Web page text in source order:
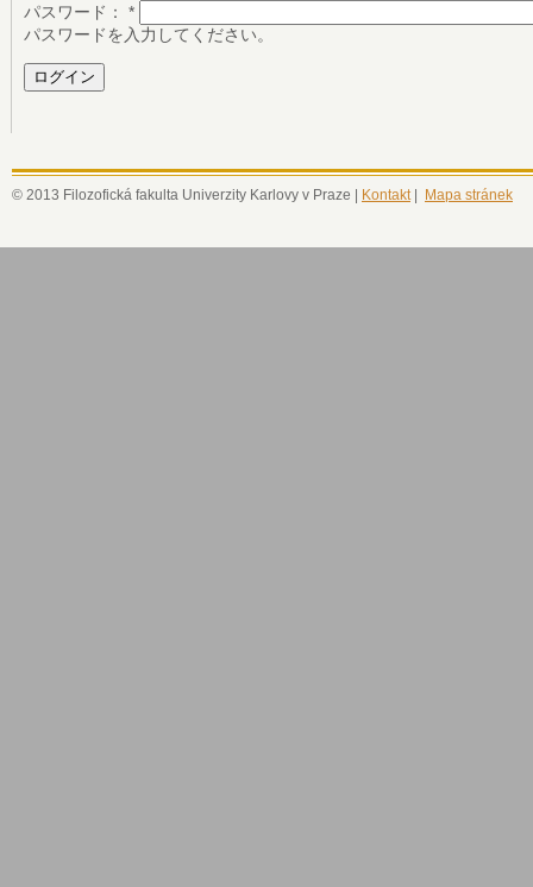
パスワード： *
パスワードを入力してください。
© 2013 Filozofická fakulta Univerzity Karlovy v Praze | Kontakt| Mapa stránek